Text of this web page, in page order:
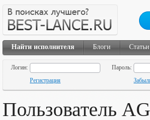
Найти исполнителя Блоги Статьи
Логин:
Пароль:
Регистрация
Пользователь